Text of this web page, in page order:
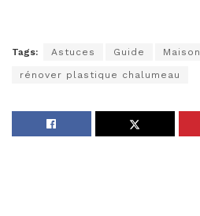
Tags: Astuces Guide Maison
rénover plastique chalumeau